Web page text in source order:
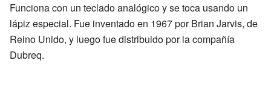
Funciona con un teclado analógico y se toca usando un
lápiz especial. Fue inventado en 1967 por Brian Jarvis, de
Reino Unido, y luego fue distribuido por la compañía
Dubreq.